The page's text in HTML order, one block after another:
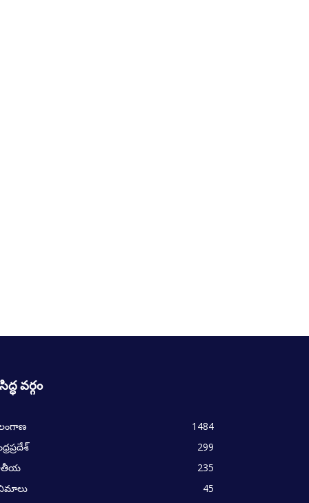
వర్గం
1484
299
235
45